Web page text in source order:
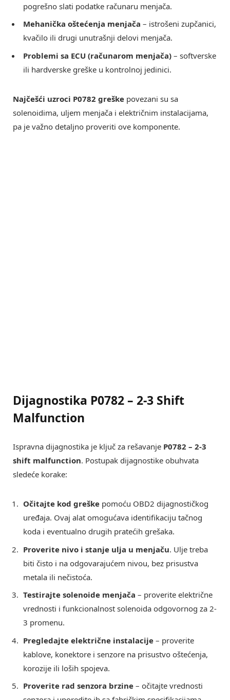
pogrešno slati podatke računaru menjača.
Mehanička oštećenja menjača – istrošeni zupčanici,
kvačilo ili drugi unutrašnji delovi menjača.
Problemi sa ECU (računarom menjača) – softverske
ili hardverske greške u kontrolnoj jedinici.
Najčešći uzroci P0782 greške povezani su sa
solenoidima, uljem menjača i električnim instalacijama,
pa je važno detaljno proveriti ove komponente.
Dijagnostika P0782 – 2-3 Shift
Malfunction
Ispravna dijagnostika je ključ za rešavanje P0782 – 2-3
shift malfunction. Postupak dijagnostike obuhvata
sledeće korake:
Očitajte kod greške pomoću OBD2 dijagnostičkog
uređaja. Ovaj alat omogućava identifikaciju tačnog
koda i eventualno drugih pratećih grešaka.
Proverite nivo i stanje ulja u menjaču. Ulje treba
biti čisto i na odgovarajućem nivou, bez prisustva
metala ili nečistoća.
Testirajte solenoide menjača – proverite električne
vrednosti i funkcionalnost solenoida odgovornog za 2-
3 promenu.
Pregledajte električne instalacije – proverite
kablove, konektore i senzore na prisustvo oštećenja,
korozije ili loših spojeva.
Proverite rad senzora brzine – očitajte vrednosti